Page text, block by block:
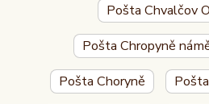
Pošta Chvalčov
Pošta Chropyně
Pošta Choryně